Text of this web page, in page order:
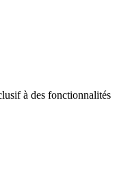
à des fonctionnalités